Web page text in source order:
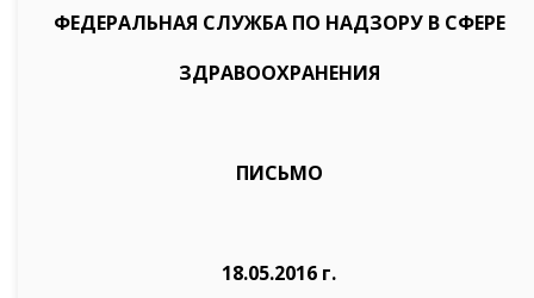
ФЕДЕРАЛЬНАЯ СЛУЖБА ПО НАДЗОРУ В СФЕРЕ
ЗДРАВООХРАНЕНИЯ
ПИСЬМО
18.05.2016 г.